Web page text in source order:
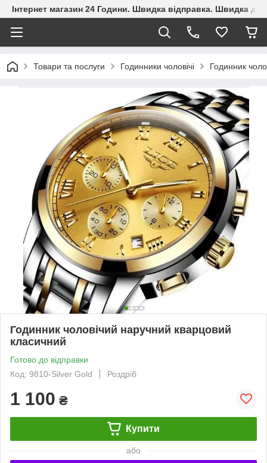
Інтернет магазин 24 Години. Швидка відправка. Швидка
Товари та послуги Годинники чоловічі Годинник
Годинник чоловічий наручний кварцовий
класичний
Готово до відправки
Код: 9810-Silver Gold
Роздріб
1 100 ₴
Купити
або